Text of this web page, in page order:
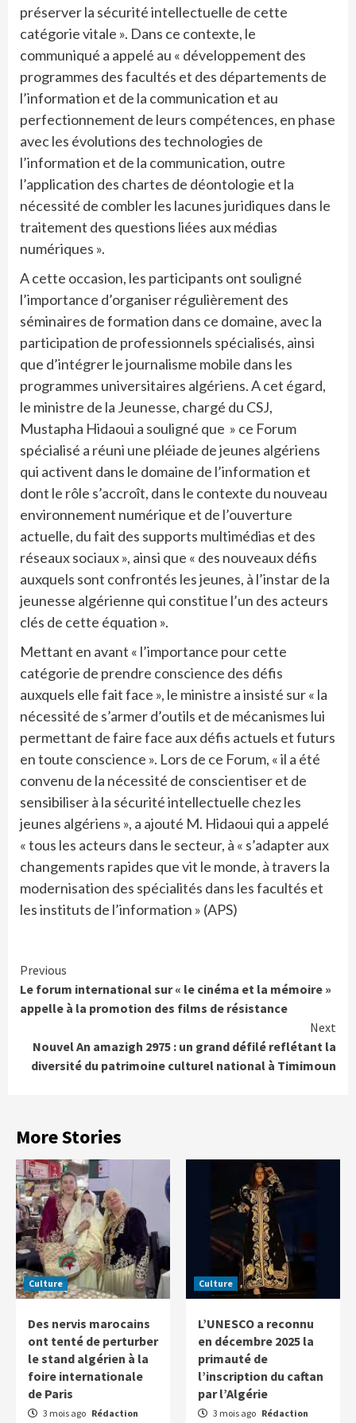
préserver la sécurité intellectuelle de cette
catégorie vitale ». Dans ce contexte, le
communiqué a appelé au « développement des
programmes des facultés et des départements de
l’information et de la communication et au
perfectionnement de leurs compétences, en phase
avec les évolutions des technologies de
l’information et de la communication, outre
l’application des chartes de déontologie et la
nécessité de combler les lacunes juridiques dans le
traitement des questions liées aux médias
numériques ».
A cette occasion, les participants ont souligné
l’importance d’organiser régulièrement des
séminaires de formation dans ce domaine, avec la
participation de professionnels spécialisés, ainsi
que d’intégrer le journalisme mobile dans les
programmes universitaires algériens. A cet égard,
le ministre de la Jeunesse, chargé du CSJ,
Mustapha Hidaoui a souligné que » ce Forum
spécialisé a réuni une pléiade de jeunes algériens
qui activent dans le domaine de l’information et
dont le rôle s’accroît, dans le contexte du nouveau
environnement numérique et de l’ouverture
actuelle, du fait des supports multimédias et des
réseaux sociaux », ainsi que « des nouveaux défis
auxquels sont confrontés les jeunes, à l’instar de la
jeunesse algérienne qui constitue l’un des acteurs
clés de cette équation ».
Mettant en avant « l’importance pour cette
catégorie de prendre conscience des défis
auxquels elle fait face », le ministre a insisté sur « la
nécessité de s’armer d’outils et de mécanismes lui
permettant de faire face aux défis actuels et futurs
en toute conscience ». Lors de ce Forum, « il a été
convenu de la nécessité de conscientiser et de
sensibiliser à la sécurité intellectuelle chez les
jeunes algériens », a ajouté M. Hidaoui qui a appelé
« tous les acteurs dans le secteur, à « s’adapter aux
changements rapides que vit le monde, à travers la
modernisation des spécialités dans les facultés et
les instituts de l’information » (APS)
Continue
Reading
Previous
Le forum international sur « le cinéma et la mémoire »
appelle à la promotion des films de résistance
Next
Nouvel An amazigh 2975 : un grand défilé reflétant la
diversité du patrimoine culturel national à Timimoun
More Stories
Culture
Des nervis marocains
ont tenté de perturber
le stand algérien à la
foire internationale
de Paris
3 mois ago Rédaction
Culture
L’UNESCO a reconnu
en décembre 2025 la
primauté de
l’inscription du caftan
par l’Algérie
3 mois ago Rédaction